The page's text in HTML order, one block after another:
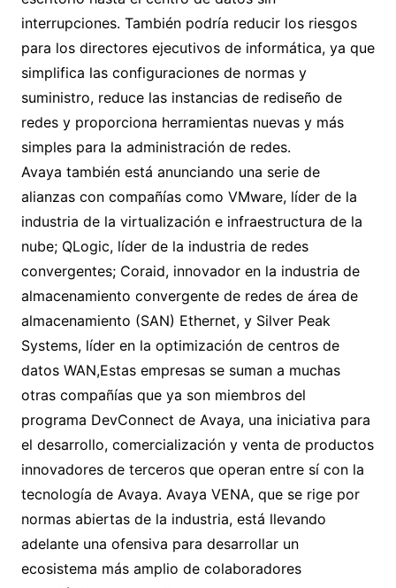
interrupciones. También podría reducir los riesgos
para los directores ejecutivos de informática, ya que
simplifica las configuraciones de normas y
suministro, reduce las instancias de rediseño de
redes y proporciona herramientas nuevas y más
simples para la administración de redes.
Avaya también está anunciando una serie de
alianzas con compañías como VMware, líder de la
industria de la virtualización e infraestructura de la
nube; QLogic, líder de la industria de redes
convergentes; Coraid, innovador en la industria de
almacenamiento convergente de redes de área de
almacenamiento (SAN) Ethernet, y Silver Peak
Systems, líder en la optimización de centros de
datos WAN,Estas empresas se suman a muchas
otras compañías que ya son miembros del
programa DevConnect de Avaya, una iniciativa para
el desarrollo, comercialización y venta de productos
innovadores de terceros que operan entre sí con la
tecnología de Avaya. Avaya VENA, que se rige por
normas abiertas de la industria, está llevando
adelante una ofensiva para desarrollar un
ecosistema más amplio de colaboradores